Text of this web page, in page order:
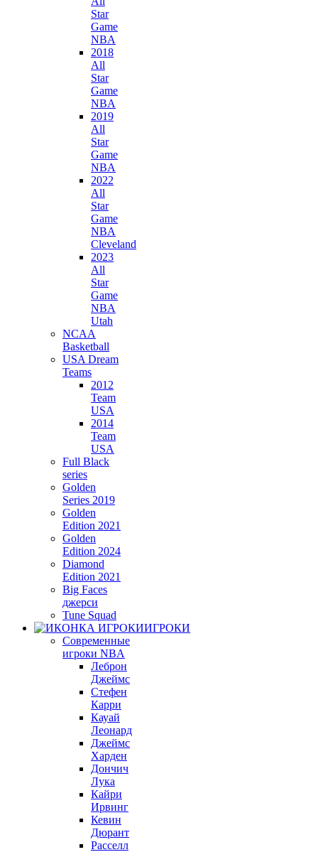
Star
Game
NBA
2018
All
Star
Game
NBA
2019
All
Star
Game
NBA
2022
All
Star
Game
NBA
Cleveland
2023
All
Star
Game
NBA
Utah
NCAA
Basketball
USA Dream
Teams
2012
Team
USA
2014
Team
USA
Full Black
series
Golden
Series 2019
Golden
Edition 2021
Golden
Edition 2024
Diamond
Edition 2021
Big Faces
джерси
Tune Squad
ИГРОКИ
Современные
игроки NBA
Леброн
Джеймс
Стефен
Карри
Кауай
Леонард
Джеймс
Харден
Дончич
Лука
Кайри
Ирвинг
Кевин
Дюрант
Расселл